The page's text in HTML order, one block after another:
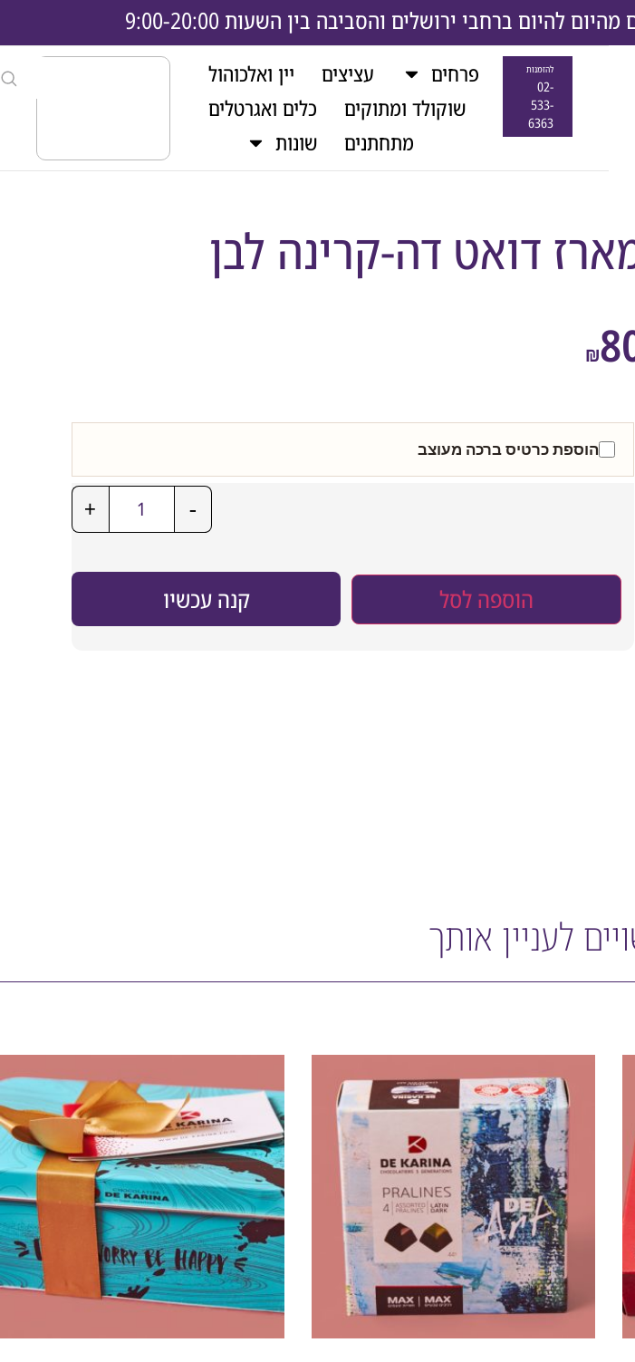
להיום ברחבי ירושלים והסביבה בין השעות 9:00-20:00
פרחים עציצים
יין ואלכוהול
שוקולד ומתוקים
כלים ואגרטלים
מתחתנים
שונות
להזמנות
02-
533-
6363
דואט דה-קרינה לבן
₪
הוספת כרטיס ברכה מעוצב
-
+
הוספה לסל קנה עכשיו
לעניין אותך